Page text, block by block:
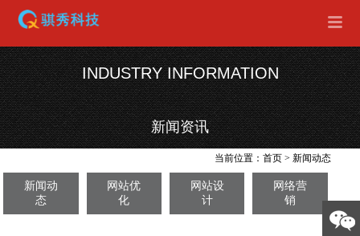
INDUSTRY INFORMATION
新闻资讯
当前位置：首页 >新闻动态
新闻动
态
网站优
化
网站设
计
网络营
销